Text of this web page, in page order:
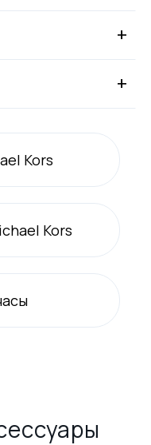
+
+
Kors
Kors